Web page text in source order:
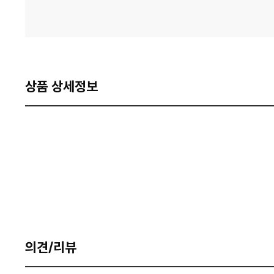
상품 상세정보
의견/리뷰